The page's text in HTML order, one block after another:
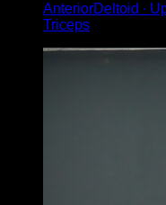
AnteriorDeltoid ∙
Triceps